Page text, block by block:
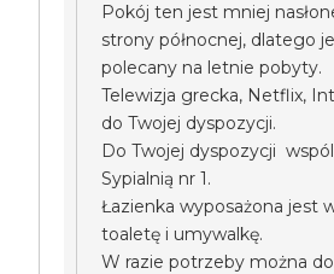
Pokój ten jest mniej
strony północnej, dlatego
polecany na letnie pobyty.
Telewizja grecka, Netflix,
do Twojej dyspozycji.
Do Twojej dyspozycji
Sypialnią nr 1.
Łazienka wyposażona jest
toaletę i umywalkę.
W razie potrzeby można